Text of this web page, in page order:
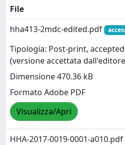
File
hha413-2mdc-edited.pdf
Tipologia: Post-print,
(versione accettata
Dimensione 470.36 kB
Formato Adobe PDF
Visualizza/Apri
HHA-2017-0019-0001-a010.pdf